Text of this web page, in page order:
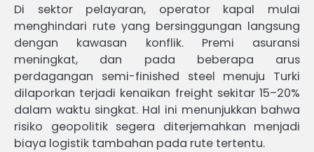
Di sektor pelayaran, operator kapal mulai
menghindari rute yang bersinggungan langsung
dengan kawasan konflik. Premi asuransi
meningkat, dan pada beberapa arus
perdagangan semi-finished steel menuju Turki
dilaporkan terjadi kenaikan freight sekitar 15–20%
dalam waktu singkat. Hal ini menunjukkan bahwa
risiko geopolitik segera diterjemahkan menjadi
biaya logistik tambahan pada rute tertentu.